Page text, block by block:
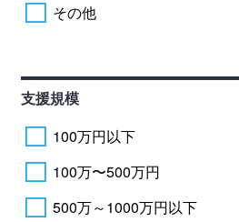
その他
支援規模
100万円以下
100万〜500万円
500万～1000万円以下